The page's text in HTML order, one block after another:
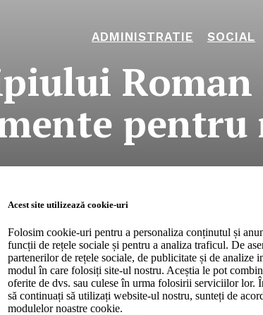
About
Contact us
Subscription
ADMINISTRATIE SOCIAL
Roman
pentru
De: Realitatea Media Data: mai
Acest site utilizează cookie-uri
Folosim cookie-uri pentru a personaliza conținutul și
funcții de rețele sociale și pentru a analiza traficul. De
partenerilor de rețele sociale, de publicitate și de analize
modul în care folosiți site-ul nostru. Aceștia le pot
oferite de dvs. sau culese în urma folosirii serviciilor lor.
să continuați să utilizați website-ul nostru, sunteți de
modulelor noastre cookie.